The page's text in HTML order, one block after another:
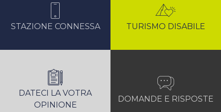
STAZIONE CONNESSA TURISMO DISABILE
DATECI LA VOTRA
OPINIONE
DOMANDE E RISPOSTE